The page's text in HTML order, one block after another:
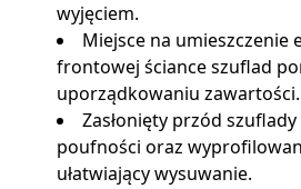
wyjęciem.
Miejsce na umieszczenie
frontowej ściance szuflad
uporządkowaniu zawartości.
Zasłonięty przód
poufności oraz
ułatwiający wysuwanie.